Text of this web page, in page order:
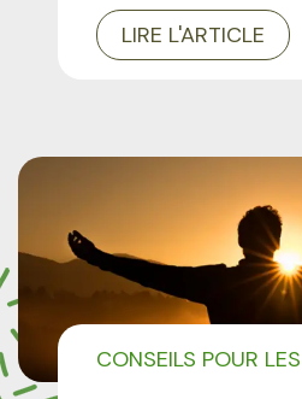
LIRE L'ARTICLE
CONSEILS POUR